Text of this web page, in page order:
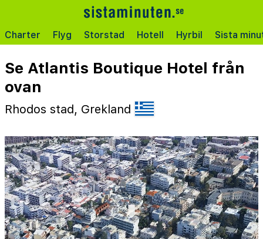
Charter Flyg Storstad Hotell Hyrbil Sista
Se Atlantis Boutique Hotel från
ovan
Rhodos stad, Grekland